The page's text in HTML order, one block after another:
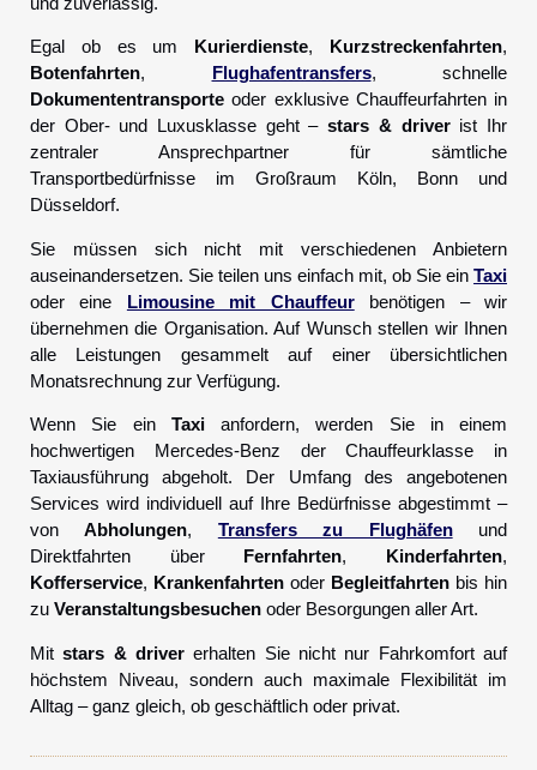
Egal ob es um Kurierdienste, Kurzstreckenfahrten,
Botenfahrten, Flughafentransfers, schnelle
Dokumententransporte oder exklusive Chauffeurfahrten in
der Ober- und Luxusklasse geht –stars & driverist Ihr
zentraler Ansprechpartner für sämtliche
Transportbedürfnisse im Großraum Köln, Bonn und
Düsseldorf.
Sie müssen sich nicht mit verschiedenen Anbietern
auseinandersetzen. Sie teilen uns einfach mit, ob Sie ein Taxi
oder eine Limousine mit Chauffeurbenötigen – wir
übernehmen die Organisation. Auf Wunsch stellen wir Ihnen
alle Leistungen gesammelt auf einer übersichtlichen
Monatsrechnung zur Verfügung.
Wenn Sie ein Taxianfordern, werden Sie in einem
hochwertigen Mercedes-Benz der Chauffeurklasse in
Taxiausführung abgeholt. Der Umfang des angebotenen
Services wird individuell auf Ihre Bedürfnisse abgestimmt –
vonAbholungen, Transfers zu Flughäfenund
Direktfahrten über Fernfahrten, Kinderfahrten,
Kofferservice, Krankenfahrten oder Begleitfahrten bis hin
zu Veranstaltungsbesuchen oder Besorgungen aller Art.
Mitstars & driver erhalten Sie nicht nur Fahrkomfort auf
höchstem Niveau, sondern auch maximale Flexibilität im
Alltag – ganz gleich, ob geschäftlich oder privat.